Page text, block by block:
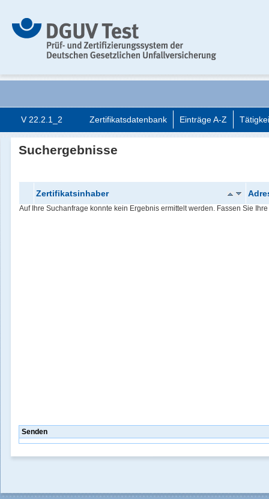
V 22.2.1_2 Zertifikatsdatenbank Einträge A-Z
Suchergebnisse
Zertifikatsinhaber
Auf Ihre Suchanfrage konnte kein Ergebnis ermittelt werden. Fassen Sie
Senden